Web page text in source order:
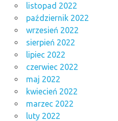
listopad 2022
październik 2022
wrzesień 2022
sierpień 2022
lipiec 2022
czerwiec 2022
maj 2022
kwiecień 2022
marzec 2022
luty 2022